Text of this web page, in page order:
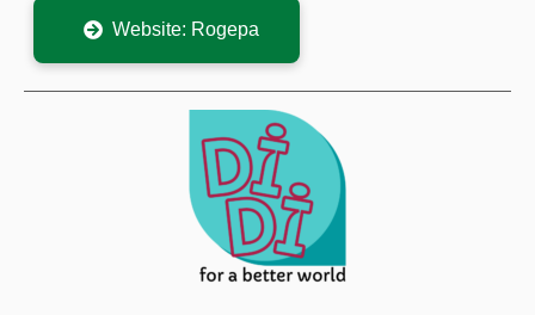
Website: Rogepa